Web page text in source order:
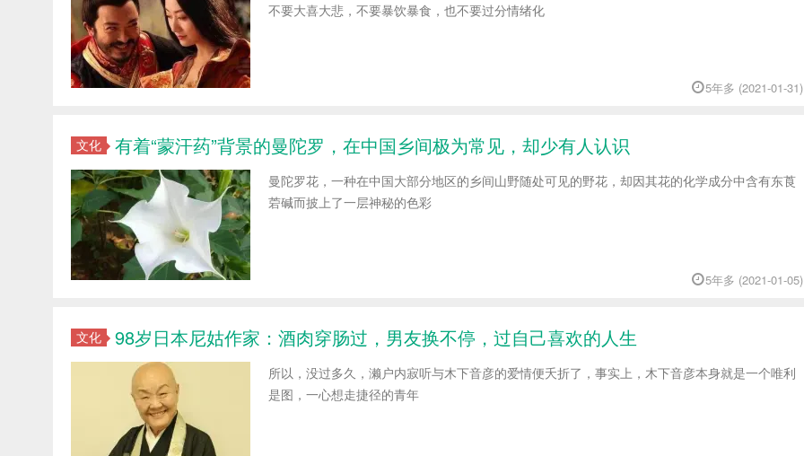
不要大喜大悲，不要暴饮暴食，也不要过分情绪化
5年多 (2021-01-31)
文化 有着“蒙汗药”背景的曼陀罗，在中国乡间极为常见，却少有人认识
曼陀罗花，一种在中国大部分地区的乡间山野随处可见的野花，却因其花的化学成分中含有东莨
菪碱而披上了一层神秘的色彩
5年多 (2021-01-05)
文化 98岁日本尼姑作家：酒肉穿肠过，男友换不停，过自己喜欢的人生
所以，没过多久，濑户内寂听与木下音彦的爱情便夭折了，事实上，木下音彦本身就是一个唯利
是图，一心想走捷径的青年